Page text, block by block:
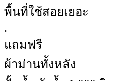
พื้นที่ใช้สอยเยอะ
.
แถมฟรี
ผ้าม่านทั้งหลัง